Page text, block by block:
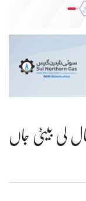
دیوار گرنے سے ماں اور 3 سال کی بیٹی جاں